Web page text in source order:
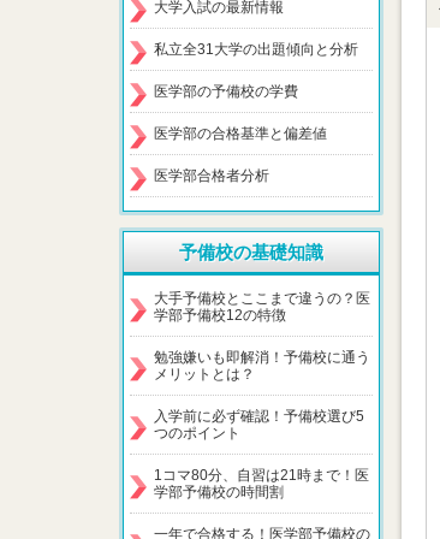
大学入試の最新情報
私立全31大学の出題傾向と分析
医学部の予備校の学費
医学部の合格基準と偏差値
医学部合格者分析
予備校の基礎知識
大手予備校とここまで違うの？医
学部予備校12の特徴
勉強嫌いも即解消！予備校に通う
メリットとは？
入学前に必ず確認！予備校選び5
つのポイント
1コマ80分、自習は21時まで！医
学部予備校の時間割
一年で合格する！医学部予備校の